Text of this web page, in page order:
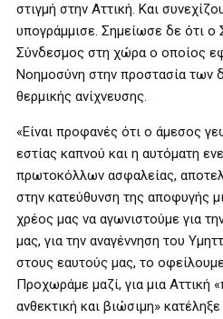
στιγμή στην Αττική. Και
υπογράμμισε. Σημείωσε δε ότι ο
Σύνδεσμος στη χώρα ο οποίος
Νοημοσύνη στην προστασία των
θερμικής ανίχνευσης.
«Είναι προφανές ότι ο άμεσος
εστίας καπνού και η αυτόματη
πρωτοκόλλων ασφαλείας,
στην κατεύθυνση της αποφυγής
χρέος μας να αγωνιστούμε για
μας, για την αναγέννηση του
στους εαυτούς μας, το
Προχωράμε μαζί, για μια Αττική
ανθεκτική και βιώσιμη»